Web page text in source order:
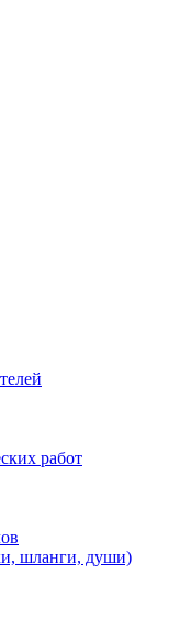
работ
шланги, души)